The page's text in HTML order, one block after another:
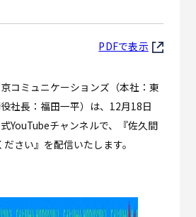
PDFで表示
コミュニケーションズ（本社：東
社長：福田一平）は、12月18日
式YouTubeチャンネルで、『佐久間
さい』を配信いたします。